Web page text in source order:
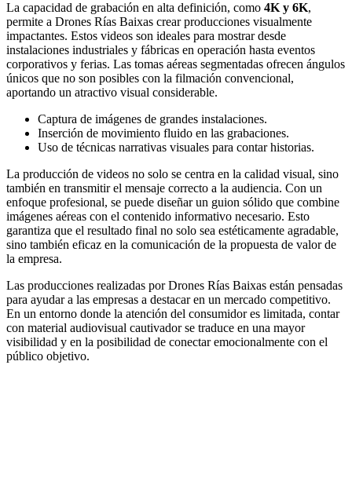
La capacidad de grabación en alta definición, como 4K y 6K,
permite a Drones Rías Baixas crear producciones visualmente
impactantes. Estos videos son ideales para mostrar desde
instalaciones industriales y fábricas en operación hasta eventos
corporativos y ferias. Las tomas aéreas segmentadas ofrecen ángulos
únicos que no son posibles con la filmación convencional,
aportando un atractivo visual considerable.
Captura de imágenes de grandes instalaciones.
Inserción de movimiento fluido en las grabaciones.
Uso de técnicas narrativas visuales para contar historias.
La producción de videos no solo se centra en la calidad visual, sino
también en transmitir el mensaje correcto a la audiencia. Con un
enfoque profesional, se puede diseñar un guion sólido que combine
imágenes aéreas con el contenido informativo necesario. Esto
garantiza que el resultado final no solo sea estéticamente agradable,
sino también eficaz en la comunicación de la propuesta de valor de
la empresa.
Las producciones realizadas por Drones Rías Baixas están pensadas
para ayudar a las empresas a destacar en un mercado competitivo.
En un entorno donde la atención del consumidor es limitada, contar
con material audiovisual cautivador se traduce en una mayor
visibilidad y en la posibilidad de conectar emocionalmente con el
público objetivo.